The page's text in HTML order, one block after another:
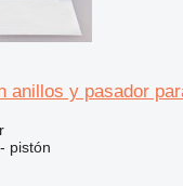
anillos y pasador
pistón